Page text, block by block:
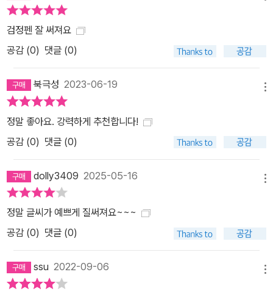
검정펜 잘 써져요
공감 (0) 댓글 (0)
북극성 2023-06-19
정말 좋아요. 강력하게 추천합니다!
공감 (0) 댓글 (0)
dolly3409 2025-05-16
정말 글씨가 예쁘게 질써져요~~~
공감 (0) 댓글 (0)
ssu 2022-09-06